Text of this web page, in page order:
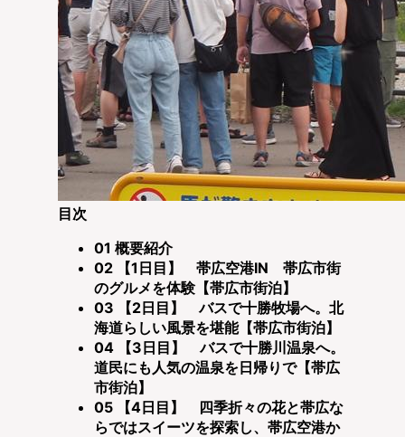
目次
01 概要紹介
02 【1日目】 帯広空港IN 帯広市街
のグルメを体験【帯広市街泊】
03 【2日目】 バスで十勝牧場へ。北
海道らしい風景を堪能【帯広市街泊】
04 【3日目】 バスで十勝川温泉へ。
道民にも人気の温泉を日帰りで【帯広
市街泊】
05 【4日目】 四季折々の花と帯広な
らではスイーツを探索し、帯広空港か